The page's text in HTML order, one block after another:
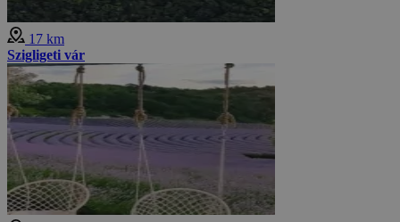
17 km
Szigligeti vár